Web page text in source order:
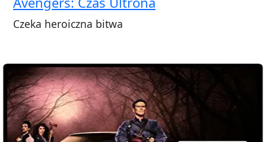
Czeka heroiczna bitwa